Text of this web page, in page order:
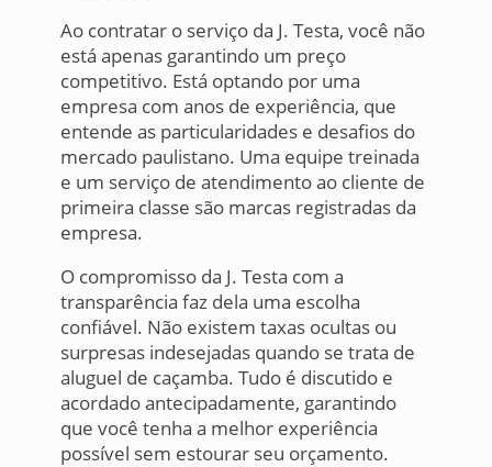
Ao contratar o serviço da J. Testa, você não
está apenas garantindo um preço
competitivo. Está optando por uma
empresa com anos de experiência, que
entende as particularidades e desafios do
mercado paulistano. Uma equipe treinada
e um serviço de atendimento ao cliente de
primeira classe são marcas registradas da
empresa.
O compromisso da J. Testa com a
transparência faz dela uma escolha
confiável. Não existem taxas ocultas ou
surpresas indesejadas quando se trata de
aluguel de caçamba. Tudo é discutido e
acordado antecipadamente, garantindo
que você tenha a melhor experiência
possível sem estourar seu orçamento.